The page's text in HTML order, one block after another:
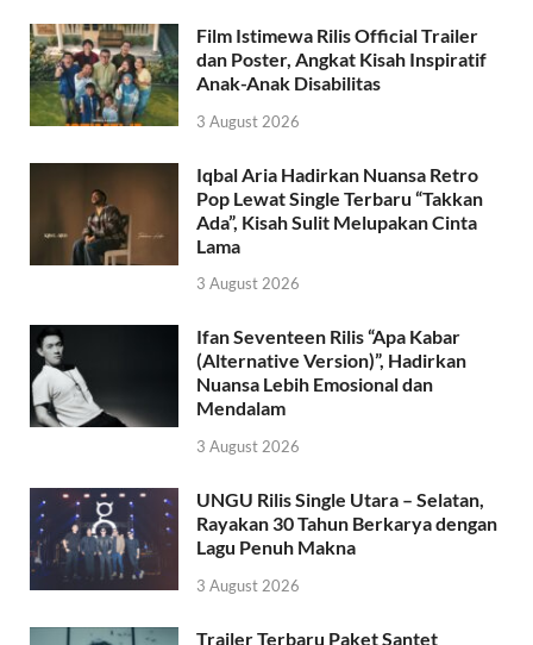
Film Istimewa Rilis Official Trailer
dan Poster, Angkat Kisah Inspiratif
Anak-Anak Disabilitas
3 August 2026
Iqbal Aria Hadirkan Nuansa Retro
Pop Lewat Single Terbaru “Takkan
Ada”, Kisah Sulit Melupakan Cinta
Lama
3 August 2026
Ifan Seventeen Rilis “Apa Kabar
(Alternative Version)”, Hadirkan
Nuansa Lebih Emosional dan
Mendalam
3 August 2026
UNGU Rilis Single Utara – Selatan,
Rayakan 30 Tahun Berkarya dengan
Lagu Penuh Makna
3 August 2026
Trailer Terbaru Paket Santet